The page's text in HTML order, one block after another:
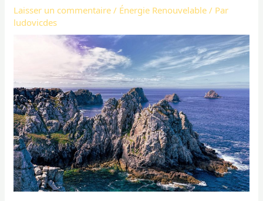
Laisser un commentaire / Énergie Renouvelable / Par
ludovicdes